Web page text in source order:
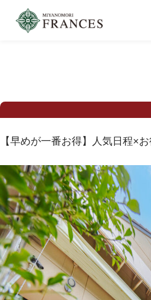
【早めが一番お得】人気日程×